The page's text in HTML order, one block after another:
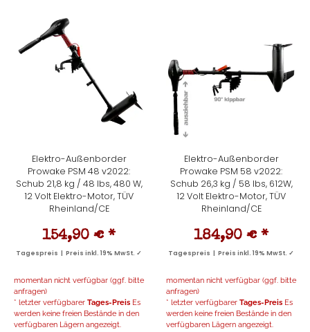
Elektro-Außenborder
Prowake PSM 48 v2022:
Schub 21,8 kg / 48 lbs, 480 W,
12 Volt Elektro-Motor, TÜV
Rheinland/CE
154,90 € *
Tagespreis | Preis inkl. 19% MwSt. ✓
momentan nicht verfügbar (ggf. bitte
anfragen)
* letzter verfügbarer Tages-Preis Es
werden keine freien Bestände in den
verfügbaren Lägern angezeigt.
Elektro-Außenborder
Prowake PSM 58 v2022:
Schub 26,3 kg / 58 lbs, 612W,
12 Volt Elektro-Motor, TÜV
Rheinland/CE
184,90 € *
Tagespreis | Preis inkl. 19% MwSt. ✓
momentan nicht verfügbar (ggf. bitte
anfragen)
* letzter verfügbarer Tages-Preis Es
werden keine freien Bestände in den
verfügbaren Lägern angezeigt.